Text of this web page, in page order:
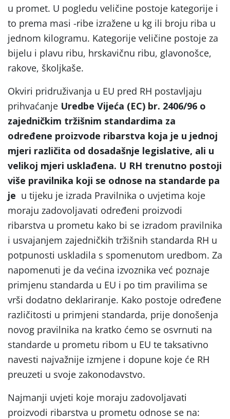
u promet. U pogledu veličine postoje kategorije i
to prema masi -ribe izražene u kg ili broju riba u
jednom kilogramu. Kategorije veličine postoje za
bijelu i plavu ribu, hrskavičnu ribu, glavonošce,
rakove, školjkaše.
Okviri pridruživanja u EU pred RH postavljaju
prihvaćanje Uredbe Vijeća (EC) br. 2406/96 o
zajedničkim tržišnim standardima za
određene proizvode ribarstva koja je u jednoj
mjeri različita od dosadašnje legislative, ali u
velikoj mjeri usklađena. U RH trenutno postoji
više pravilnika koji se odnose na standarde pa
je u tijeku je izrada Pravilnika o uvjetima koje
moraju zadovoljavati određeni proizvodi
ribarstva u prometu kako bi se izradom pravilnika
i usvajanjem zajedničkih tržišnih standarda RH u
potpunosti uskladila s spomenutom uredbom. Za
napomenuti je da većina izvoznika već poznaje
primjenu standarda u EU i po tim pravilima se
vrši dodatno deklariranje. Kako postoje određene
različitosti u primjeni standarda, prije donošenja
novog pravilnika na kratko ćemo se osvrnuti na
standarde u prometu ribom u EU te taksativno
navesti najvažnije izmjene i dopune koje će RH
preuzeti u svoje zakonodavstvo.
Najmanji uvjeti koje moraju zadovoljavati
proizvodi ribarstva u prometu odnose se na: